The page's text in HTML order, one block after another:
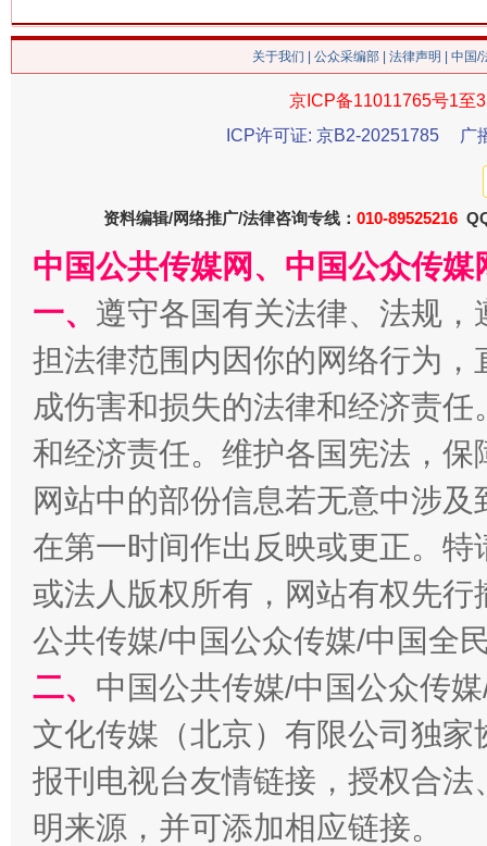
关于我们 公众采编部 法律声明 | 中国
京ICP备11011765号1至
ICP许可证: 京B2-20251785
广
资料编辑/网络推广/法律咨询专线： 010-89525216
中国公共传媒网、中国公众传
一、 遵守各国有关法律、法规
担法律范围内因你的网络行为
成伤害和损失的法律和经济责
和经济责任。维护各国宪法，
网站中的部份信息若无意中涉
在第一时间作出反映或更正。
或法人版权所有，网站有权先
公共传媒/中国公众传媒/中国全
二、 中国公共传媒/中国公众传
文化传媒（北京）有限公司独
报刊电视台友情链接，授权合
明来源，并可添加相应链接。